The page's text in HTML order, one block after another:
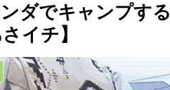
ダでキャンプす
イチ】